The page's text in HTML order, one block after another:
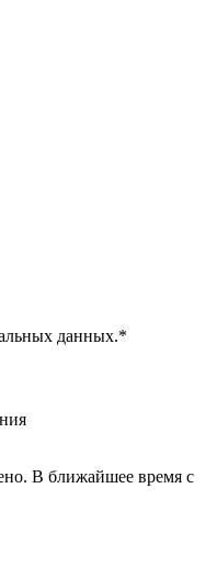
данных.*
В ближайшее время с